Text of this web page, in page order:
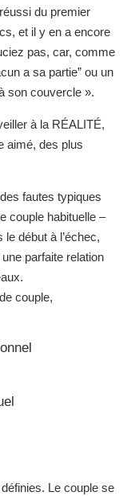
du premier
et il y en a encore
pas, car, comme
a sa partie” ou un
son couvercle ».
à la RÉALITÉ,
aimé, des plus
fautes typiques
couple habituelle –
début à l’échec,
parfaite relation
couple,
Le couple se